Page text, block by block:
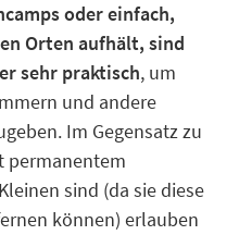
oder einfach,
Orten aufhält, sind
sehr praktisch, um
und andere
Im Gegensatz zu
permanentem
sind (da sie diese
können) erlauben